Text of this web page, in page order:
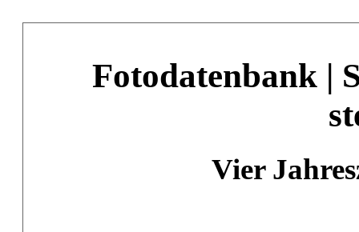
Fotodatenbank |
Vier